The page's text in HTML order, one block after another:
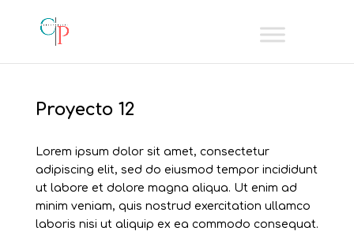
Proyecto 12
Lorem ipsum dolor sit amet, consectetur
adipiscing elit, sed do eiusmod tempor incididunt
ut labore et dolore magna aliqua. Ut enim ad
minim veniam, quis nostrud exercitation ullamco
laboris nisi ut aliquip ex ea commodo consequat.